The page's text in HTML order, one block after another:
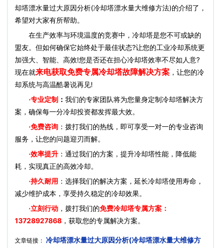
却塔漂水量过大原因分析(冷却塔漂水量大维修方法)的介绍了，
希望对大家有所帮助。
在生产效率与环境温度的竞赛中，冷却塔是您不可或缺的
盟友。但如何确保它始终处于最佳状态?让您的工业冷却系统更
加强大、智能、高效!您是否还在担心冷却塔效率不尽如人意?
现在就来电获取免费专属冷却塔故障解决方案 ，让您的冷
却系统与高温酷暑说再见!
·专业定制 ： 我们的专家团队将为您量身定制冷却塔解决方
案，确保每一分冷却投资都发挥最大效。
·免费咨询 ：拨打我们的热线，即可享受一对一的专业咨询
服务，让您的问题迎刃而解。
·效率提升 ：通过我们的方案，提升冷却塔性能，降低能
耗，实现真正的高效冷却。
·持久耐用 ：选择我们的解决方案，延长冷却塔使用寿命，
减少维护成本，享受持久稳定的冷却效果。
·立刻行动 ，拨打我们的免费冷却塔专属方案：
13728927868 ，获取您的专属解决方案。
文章链接： 冷却塔漂水量过大原因分析(冷却塔漂水量大维修方